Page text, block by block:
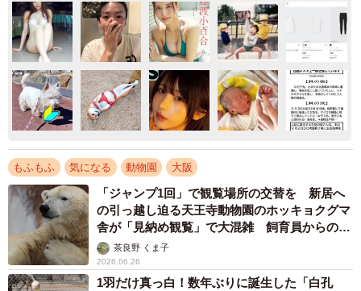
もふもふ 気になる 動物園 大阪
「ジャンプ1回」で観覧場所の交替を 新居へ
の引っ越し迫る天王寺動物園のホッキョクグマ
舎が「見納め観覧」で大混雑 飼育員からのお
願い茶良野 くま子
2026.06.26
1羽だけ真っ白！数年ぶりに誕生した「白孔